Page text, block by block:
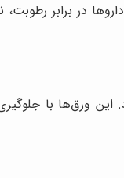
در برابر
این ورق‌ها با